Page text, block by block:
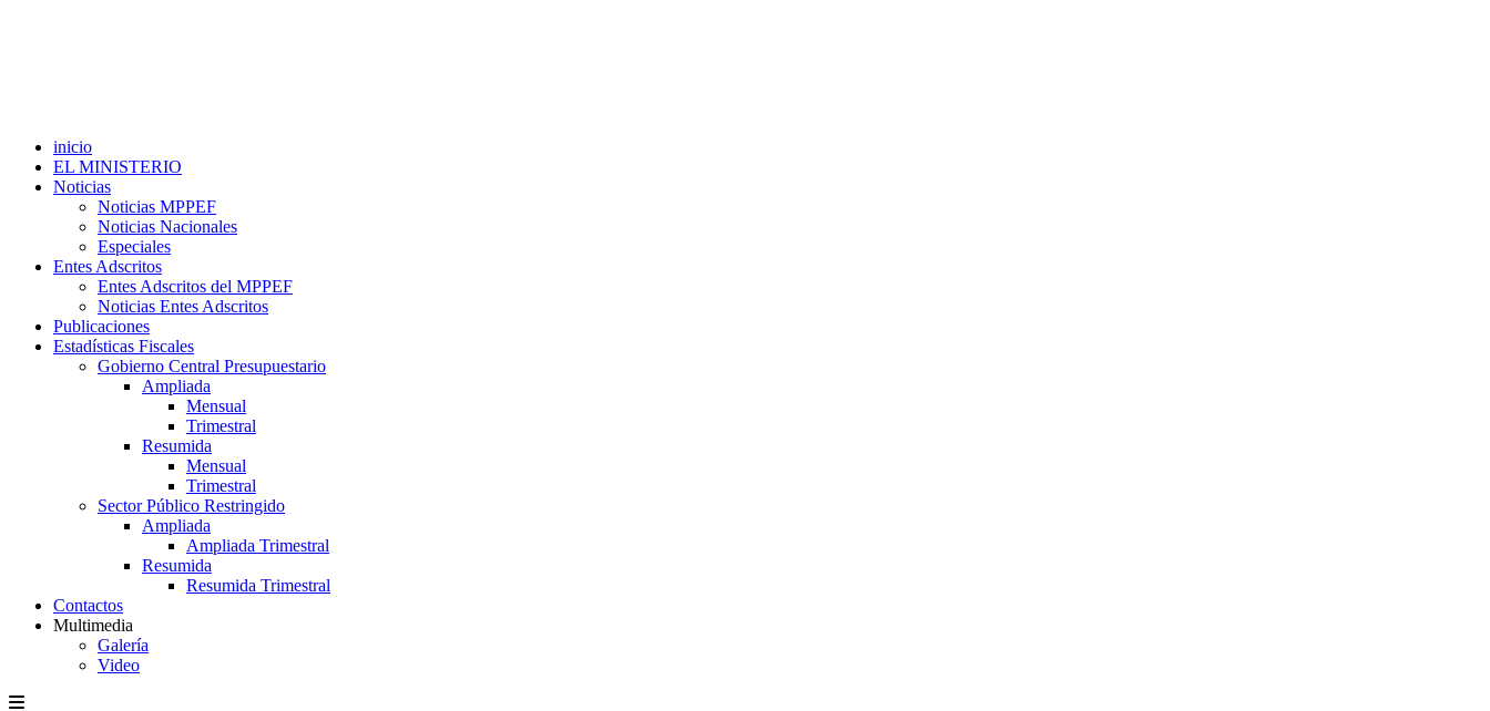
inicio
EL MINISTERIO
Noticias
Noticias MPPEF
Noticias Nacionales
Especiales
Entes Adscritos
Entes Adscritos del MPPEF
Noticias Entes Adscritos
Publicaciones
Estadísticas Fiscales
Gobierno Central Presupuestario
Ampliada
Mensual
Trimestral
Resumida
Mensual
Trimestral
Sector Público Restringido
Ampliada
Ampliada Trimestral
Resumida
Resumida Trimestral
Contactos
Multimedia
Galería
Video